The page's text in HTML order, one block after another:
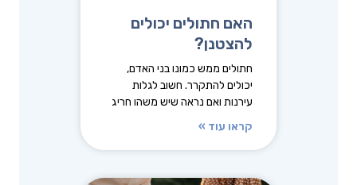
האם חתולים יכולים
להצטנן?
חתולים ממש כמונו בני האדם,
יכולים להתקרר. חשוב לגלות
עירנות ואם נראה שיש משהו חריג
קראו עוד »